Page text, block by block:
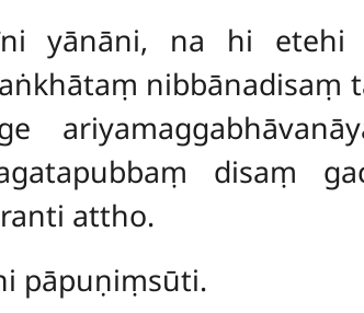
yānāni, na hi etehi
nibbānadisaṃ
disaṃ
attho.
pāpuṇiṃsūti.